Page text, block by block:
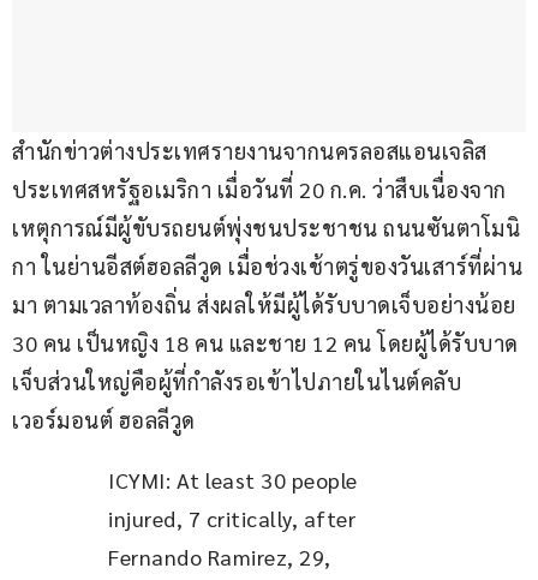
สำนักข่าวต่างประเทศรายงานจากนครลอสแอนเจลิส
ประเทศสหรัฐอเมริกา เมื่อวันที่ 20 ก.ค. ว่าสืบเนื่องจาก
เหตุการณ์มีผู้ขับรถยนต์พุ่งชนประชาชน ถนนซันตาโมนิ
กา ในย่านอีสต์ฮอลลีวูด เมื่อช่วงเช้าตรู่ของวันเสาร์ที่ผ่าน
มา ตามเวลาท้องถิ่น ส่งผลให้มีผู้ได้รับบาดเจ็บอย่างน้อย
30 คน เป็นหญิง 18 คน และชาย 12 คน โดยผู้ได้รับบาด
เจ็บส่วนใหญ่คือผู้ที่กำลังรอเข้าไปภายในไนต์คลับ
เวอร์มอนต์ ฮอลลีวูด
ICYMI: At least 30 people
injured, 7 critically, after
Fernando Ramirez, 29,